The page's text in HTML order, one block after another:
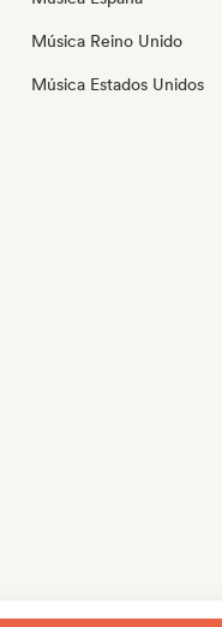
Música Reino Unido
Música Estados Unidos